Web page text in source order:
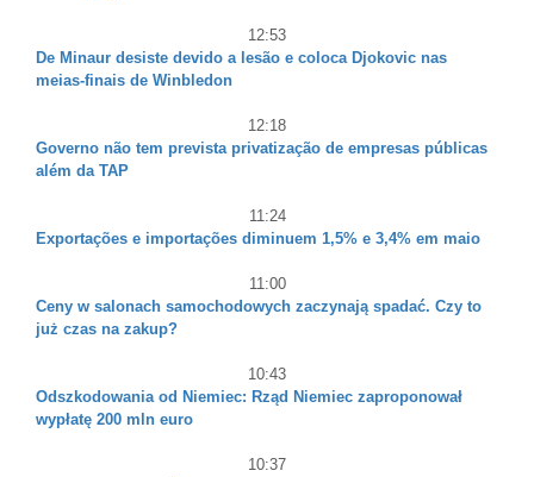
12:53
De Minaur desiste devido a lesão e coloca Djokovic nas
meias-finais de Winbledon
12:18
Governo não tem prevista privatização de empresas públicas
além da TAP
11:24
Exportações e importações diminuem 1,5% e 3,4% em maio
11:00
Ceny w salonach samochodowych zaczynają spadać. Czy to
już czas na zakup?
10:43
Odszkodowania od Niemiec: Rząd Niemiec zaproponował
wypłatę 200 mln euro
10:37